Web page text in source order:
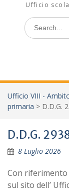
Ufficio
Search
for:
Ufficio VIII -
primaria > D.D.G.
D.D.G.
8 Luglio 2026
Con riferimento
sul sito dell’